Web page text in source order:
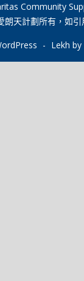
Community
朗天計劃所有，如
- Lekh